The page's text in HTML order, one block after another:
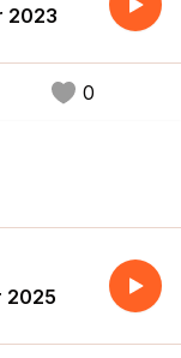
2023
0
2025